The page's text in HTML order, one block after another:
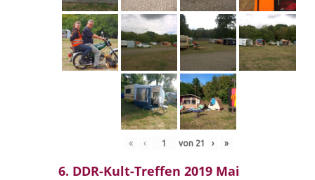
« ‹ von 21 › »
6. DDR-Kult-Treffen 2019 Mai